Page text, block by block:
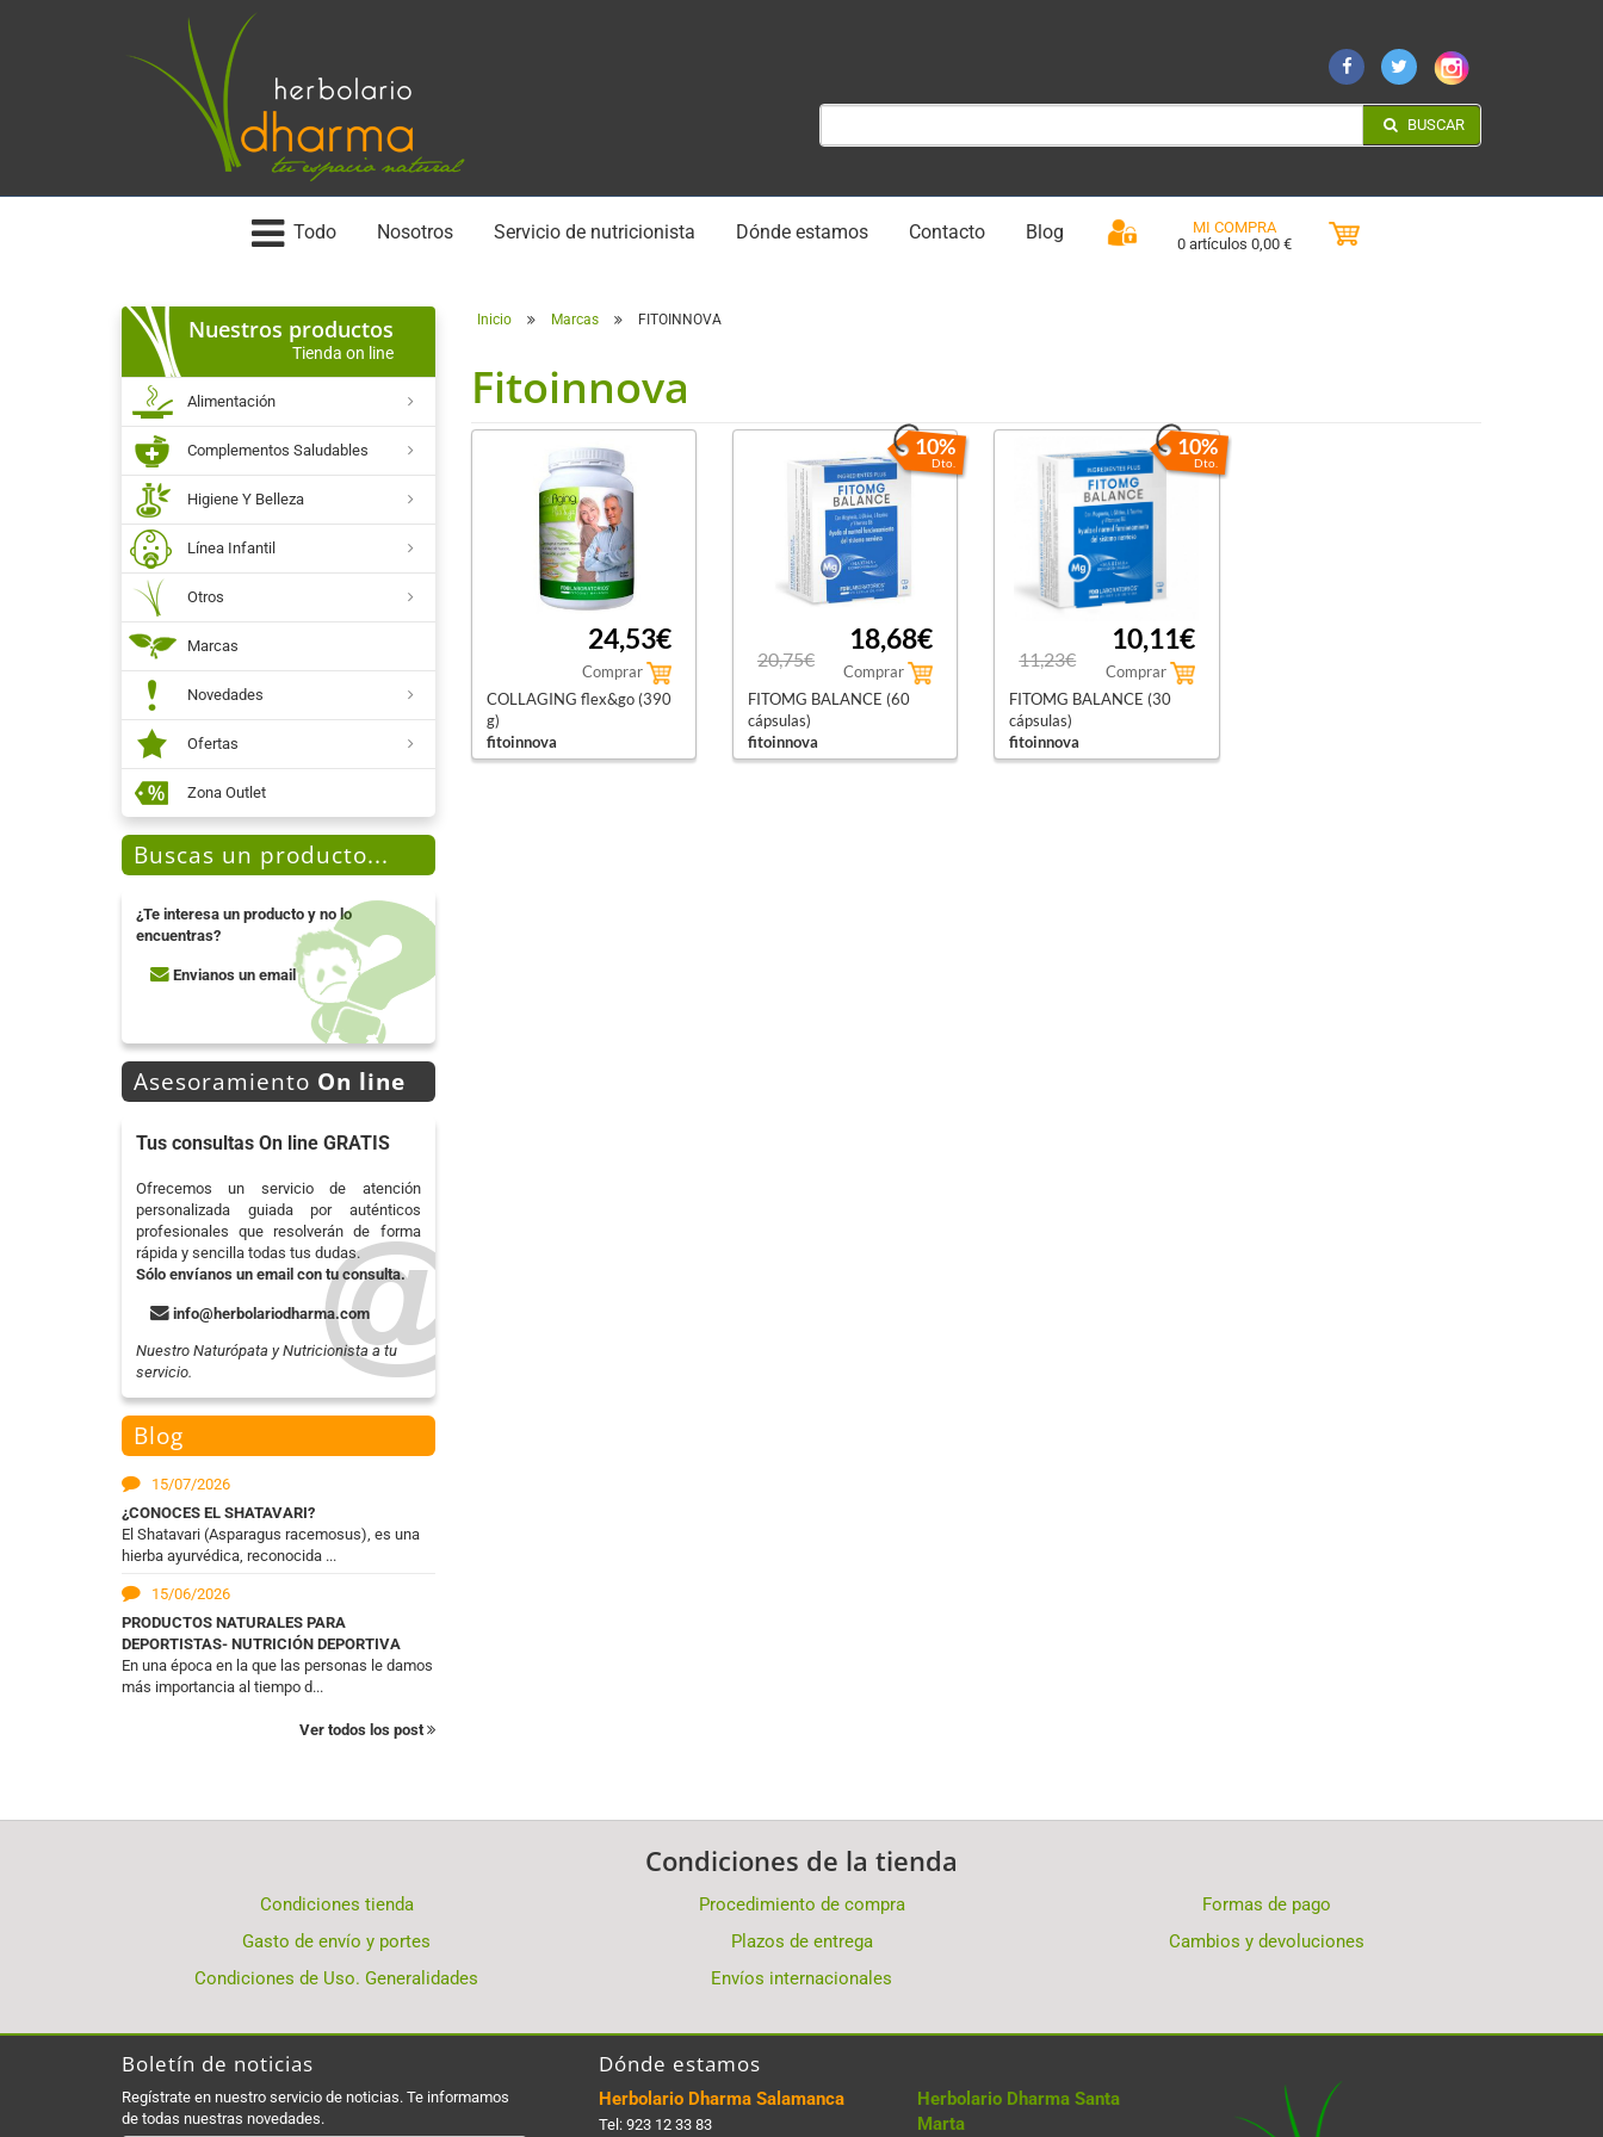
BUSCAR
Todo Nosotros Servicio de nutricionista Dónde estamos Contacto Blog
MI COMPRA
0 artículos 0,00 €
Nuestros productos
Tienda on line
Alimentación
Complementos Saludables
Higiene Y Belleza
Línea Infantil
Otros
Marcas
Novedades
Ofertas
Zona Outlet
Buscas un producto...
¿Te interesa un producto y no lo
encuentras?
Envianos un email
Asesoramiento On line
Tus consultas On line GRATIS
Ofrecemos un servicio de atención
personalizada guiada por auténticos
profesionales que resolverán de forma
rápida y sencilla todas tus dudas.
Sólo envíanos un email con tu consulta.
info@herbolariodharma.com
Nuestro Naturópata y Nutricionista a tu
servicio.
Blog
15/07/2026
¿CONOCES EL SHATAVARI?
El Shatavari (Asparagus racemosus), es una
hierba ayurvédica, reconocida ...
15/06/2026
PRODUCTOS NATURALES PARA
DEPORTISTAS- NUTRICIÓN DEPORTIVA
En una época en la que las personas le damos
más importancia al tiempo d...
Ver todos los post
Inicio Marcas FITOINNOVA
Fitoinnova
24,53€
Comprar
COLLAGING flex&go (390
g)
fitoinnova
10%
Dto.
20,75€
18,68€
Comprar
FITOMG BALANCE (60
cápsulas)
fitoinnova
10%
Dto.
11,23€
10,11€
Comprar
FITOMG BALANCE (30
cápsulas)
fitoinnova
Condiciones de la tienda
Condiciones tienda Procedimiento de compra
Formas de pago
Gasto de envío y portes
Plazos de entrega
Cambios y devoluciones
Condiciones de Uso. Generalidades
Envíos internacionales
Boletín de noticias
Regístrate en nuestro servicio de noticias. Te informamos
de todas nuestras novedades.
Dónde estamos
Herbolario Dharma Salamanca
Tel: 923 12 33 83
Herbolario Dharma Santa
Marta